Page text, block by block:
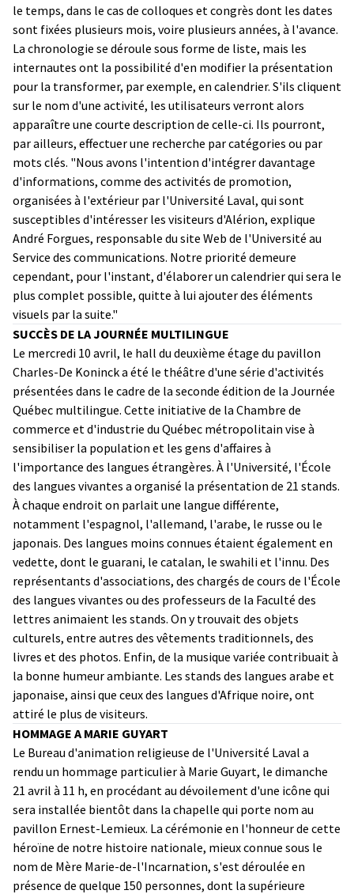
le temps, dans le cas de colloques et congrès dont les dates
sont fixées plusieurs mois, voire plusieurs années, à l'avance.
La chronologie se déroule sous forme de liste, mais les
internautes ont la possibilité d'en modifier la présentation
pour la transformer, par exemple, en calendrier. S'ils cliquent
sur le nom d'une activité, les utilisateurs verront alors
apparaître une courte description de celle-ci. Ils pourront,
par ailleurs, effectuer une recherche par catégories ou par
mots clés. "Nous avons l'intention d'intégrer davantage
d'informations, comme des activités de promotion,
organisées à l'extérieur par l'Université Laval, qui sont
susceptibles d'intéresser les visiteurs d'Alérion, explique
André Forgues, responsable du site Web de l'Université au
Service des communications. Notre priorité demeure
cependant, pour l'instant, d'élaborer un calendrier qui sera le
plus complet possible, quitte à lui ajouter des éléments
visuels par la suite."
SUCCÈS DE LA JOURNÉE MULTILINGUE
Le mercredi 10 avril, le hall du deuxième étage du pavillon
Charles-De Koninck a été le théâtre d'une série d'activités
présentées dans le cadre de la seconde édition de la Journée
Québec multilingue. Cette initiative de la Chambre de
commerce et d'industrie du Québec métropolitain vise à
sensibiliser la population et les gens d'affaires à
l'importance des langues étrangères. À l'Université, l'École
des langues vivantes a organisé la présentation de 21 stands.
À chaque endroit on parlait une langue différente,
notamment l'espagnol, l'allemand, l'arabe, le russe ou le
japonais. Des langues moins connues étaient également en
vedette, dont le guarani, le catalan, le swahili et l'innu. Des
représentants d'associations, des chargés de cours de l'École
des langues vivantes ou des professeurs de la Faculté des
lettres animaient les stands. On y trouvait des objets
culturels, entre autres des vêtements traditionnels, des
livres et des photos. Enfin, de la musique variée contribuait à
la bonne humeur ambiante. Les stands des langues arabe et
japonaise, ainsi que ceux des langues d'Afrique noire, ont
attiré le plus de visiteurs.
HOMMAGE A MARIE GUYART
Le Bureau d'animation religieuse de l'Université Laval a
rendu un hommage particulier à Marie Guyart, le dimanche
21 avril à 11 h, en procédant au dévoilement d'une icône qui
sera installée bientôt dans la chapelle qui porte nom au
pavillon Ernest-Lemieux. La cérémonie en l'honneur de cette
héroïne de notre histoire nationale, mieux connue sous le
nom de Mère Marie-de-l'Incarnation, s'est déroulée en
présence de quelque 150 personnes, dont la supérieure